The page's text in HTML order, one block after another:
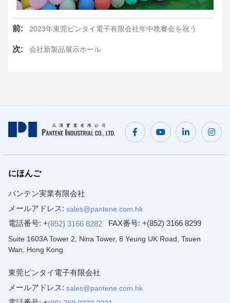
前: 2023年東莞ピンタイ電子有限会社年中晩餐会を祝う
次: 会社新製品展示ホール
にほんご
パンテン実業有限会社
メールアドレス: sales@pantene.com.hk
電話番号: +(852) 3166 8282 FAX番号: +(852) 3166 8299
Suite 1603A Tower 2, Nina Tower, 8 Yeung UK Road, Tsuen
Wan, Hong Kong
東莞ピンタイ電子有限会社
メールアドレス: sales@pantene.com.hk